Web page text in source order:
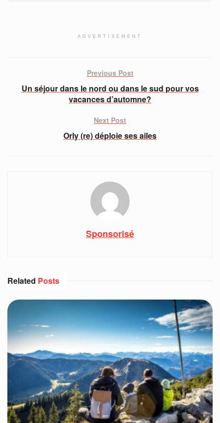
ADVERTISEMENT
Previous Post
Un séjour dans le nord ou dans le sud pour vos
vacances d’automne?
Next Post
Orly (re) déploie ses ailes
Sponsorisé
Related Posts